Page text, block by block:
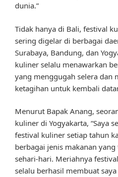
dunia.”
Tidak hanya di Bali, festival
sering digelar di berbagai
Surabaya, Bandung, dan
kuliner selalu menawarkan
yang menggugah selera dan
ketagihan untuk kembali
Menurut Bapak Anang,
kuliner di Yogyakarta, “Saya
festival kuliner setiap tahun
berbagai jenis makanan
sehari-hari. Meriahnya
selalu berhasil membuat